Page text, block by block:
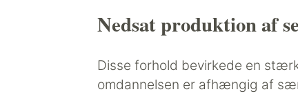
Nedsat produktion af
Disse forhold bevirkede en
omdannelsen er afhængig af